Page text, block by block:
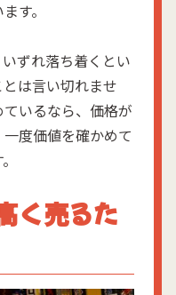
す。
ずれ落ち着くとい
は言い切れませ
いるなら、価格が
度価値を確かめて
く売るた